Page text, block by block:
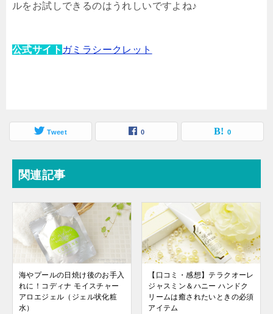
ルをお試しできるのはうれしいですよね♪
公式サイト ガミラシークレット
Tweet 0 0
関連記事
海やプールの日焼け後のお手入
れに！コディナ モイスチャー
アロエジェル（ジェル状化粧
水）
【口コミ・感想】テラクオーレ
ジャスミン＆ハニー ハンドク
リームは癒されたいときの必須
アイテム